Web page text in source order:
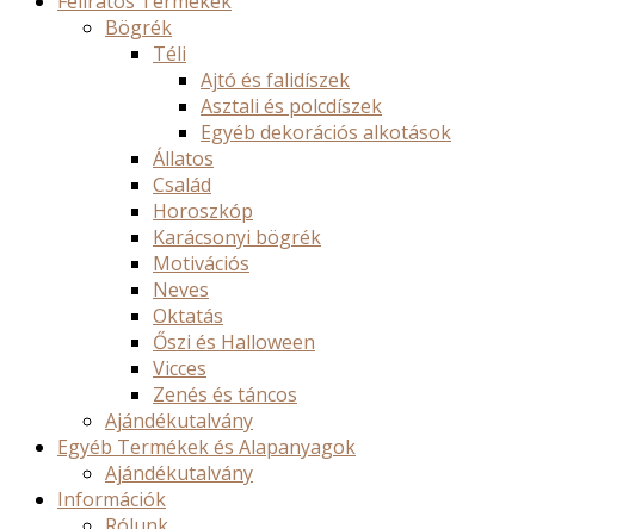
Bögrék
Téli
Ajtó és falidíszek
Asztali és polcdíszek
Egyéb dekorációs alkotások
Állatos
Család
Horoszkóp
Karácsonyi bögrék
Motivációs
Neves
Oktatás
Őszi és Halloween
Vicces
Zenés és táncos
Ajándékutalvány
Egyéb Termékek és Alapanyagok
Ajándékutalvány
Információk